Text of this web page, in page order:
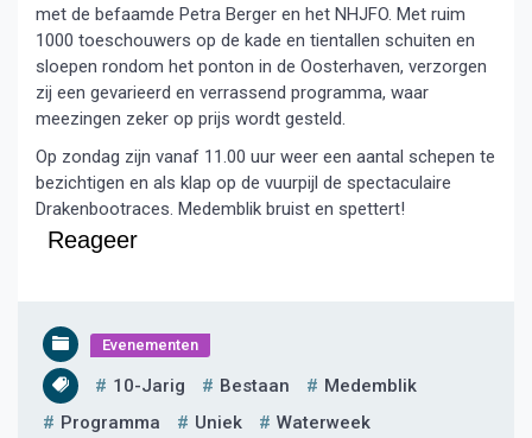
met de befaamde Petra Berger en het NHJFO. Met ruim
1000 toeschouwers op de kade en tientallen schuiten en
sloepen rondom het ponton in de Oosterhaven, verzorgen
zij een gevarieerd en verrassend programma, waar
meezingen zeker op prijs wordt gesteld.
Op zondag zijn vanaf 11.00 uur weer een aantal schepen te
bezichtigen en als klap op de vuurpijl de spectaculaire
Drakenbootraces. Medemblik bruist en spettert!
Reageer
Evenementen
10-Jarig Bestaan
Medemblik
Programma
Uniek
Waterweek